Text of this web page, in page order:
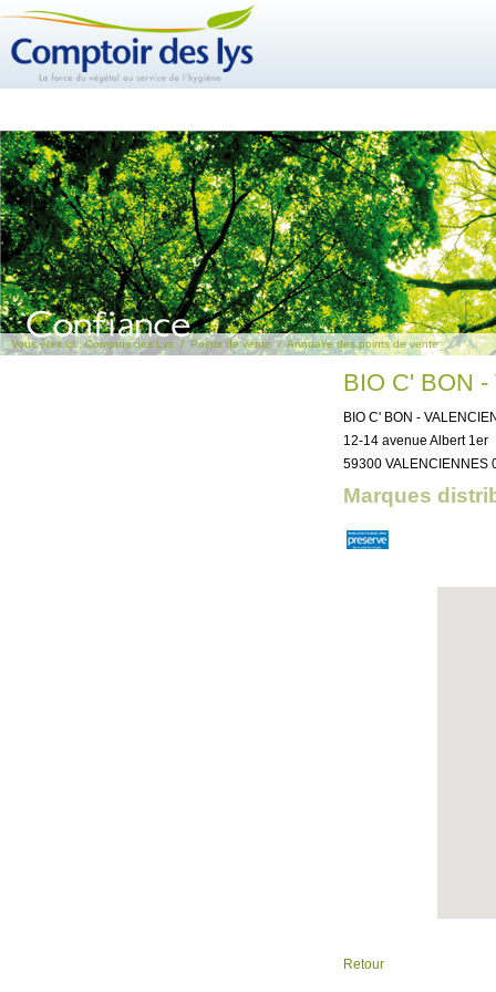
Vous êtes ici : Comptoir des Lys /Points de vente /Annuaire des points de vente
BIO C' BON
BIO C' BON -
12-14 avenue Albert 1er
59300 VALENCIENNES
Marques
Retour